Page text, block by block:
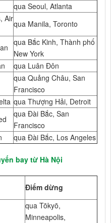
qua Seoul, Atlanta
Air
qua Manila, Toronto
qua Bắc Kinh, Thành phố
New York
qua Luân Đôn
qua Quảng Châu, San
Francisco
qua Thượng Hải, Detroit
qua Đài Bắc, San
Francisco
qua Đài Bắc, Los Angeles
bay từ Hà Nội
Điểm dừng
qua Tōkyō,
Minneapolis,